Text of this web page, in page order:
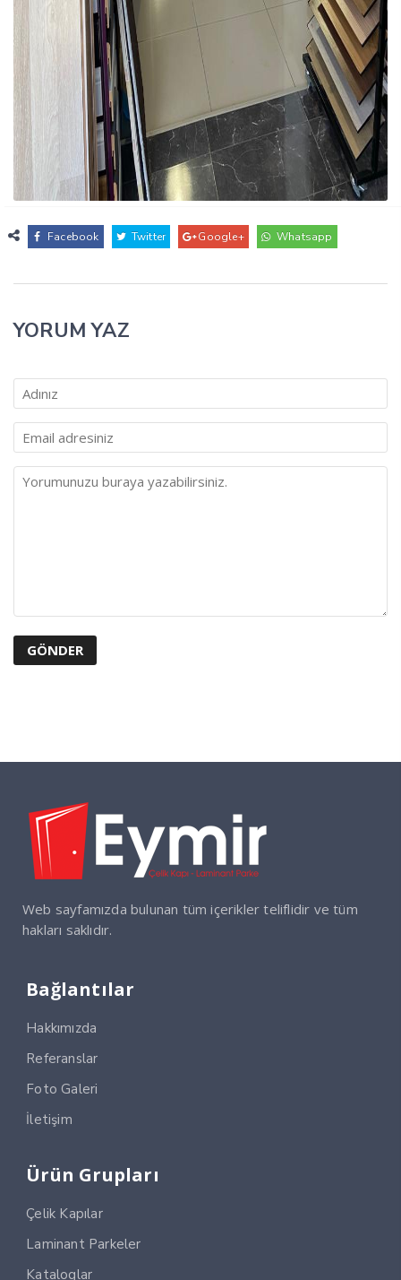
Facebook Twitter Google+ Whatsapp
YORUM YAZ
Web sayfamızda bulunan tüm içerikler teliflidir ve tüm
hakları saklıdır.
Bağlantılar
Hakkımızda
Referanslar
Foto Galeri
İletişim
Ürün Grupları
Çelik Kapılar
Laminant Parkeler
Kataloglar